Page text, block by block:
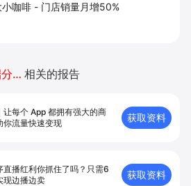
咖啡 - 门店销量月增50%
APP后端和小程序后端分别开发吗 相关的报告
让每个 App 都拥有强⼤的商
你流量快速变现
获取资料
直播红利你抓住了吗？只需6
现边播边卖
获取资料